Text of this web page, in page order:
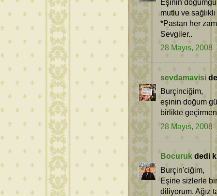
Eşinin
mutlu ve
*Pastan her
Sevgiler..
28 Mayıs, 2008
sevdamavisi
Burçinciğim,
eşinin doğum
birlikte
28 Mayıs, 2008
Bocuruk dedi
Burçin'ciğim,
Eşine sizlerle
diliyorum. Ağız